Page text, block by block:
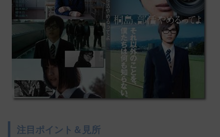
注目ポイント＆見所